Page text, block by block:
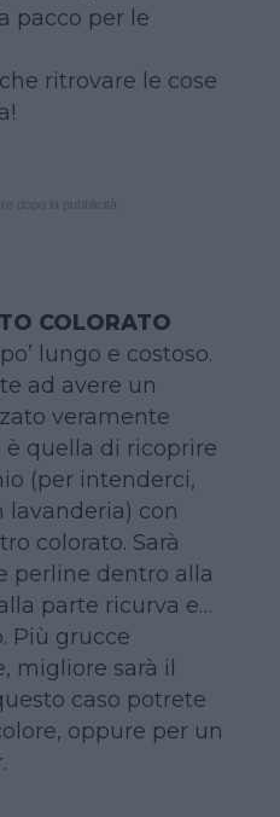
pacco per le
ritrovare le cose
COLORATO
lungo e costoso.
ad avere un
veramente
è quella di ricoprire
(per intenderci,
lavanderia) con
colorato. Sarà
perline dentro alla
parte ricurva e…
Più grucce
migliore sarà il
caso potrete
oppure per un